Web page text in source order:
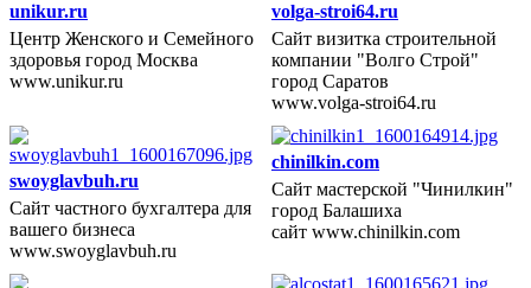
unikur.ru
Центр Женского и Семейного
здоровья город Москва
www.unikur.ru
2014 год
volga-stroi64.ru
Сайт визитка строительной
компании "Волго Строй"
город Саратов
www.volga-stroi64.ru
swoyglavbuh.ru
Сайт частного бухгалтера для
вашего бизнеса
www.swoyglavbuh.ru
2013 год
chinilkin.com
Сайт мастерской "Чинилкин"
город Балашиха
сайт www.chinilkin.com